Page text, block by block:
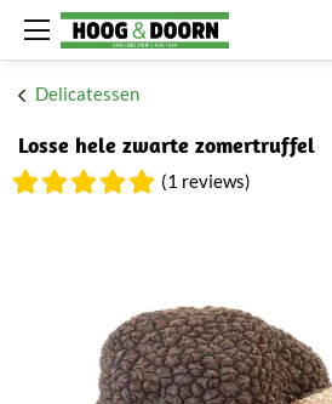
Delicatessen
Losse hele zwarte zomertruffel
(1 reviews)